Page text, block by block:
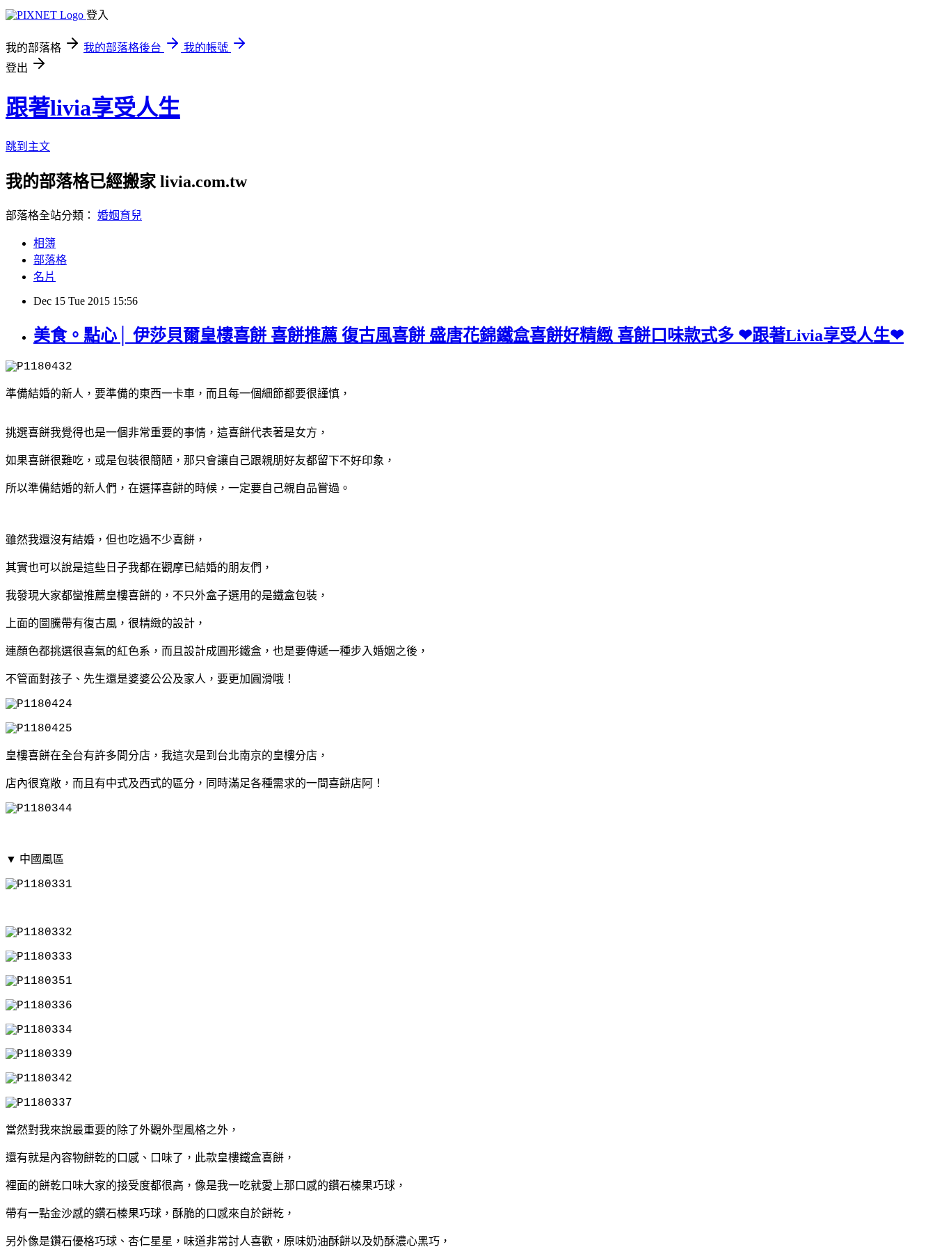
登入
我的部落格 我的部落格後台
我的帳號
登出
跟著livia享受人生
跳到主文
我的部落格已經搬家 livia.com.tw
部落格全站分類： 婚姻育兒
相簿
部落格
名片
Dec 15 Tue 2015 15:56
美食。點心│ 伊莎貝爾皇樓喜餅 喜餅推薦 復古風喜餅 盛唐花錦鐵盒喜餅好精緻 喜餅口味款式多 ❤跟著Livia享受人生❤
準備結婚的新人，要準備的東西一卡車，而且每一個細節都要很謹慎，
挑選喜餅我覺得也是一個非常重要的事情，這喜餅代表著是女方，
如果喜餅很難吃，或是包裝很簡陋，那只會讓自己跟親朋好友都留下不好印象，
所以準備結婚的新人們，在選擇喜餅的時候，一定要自己親自品嘗過。
雖然我還沒有結婚，但也吃過不少喜餅，
其實也可以說是這些日子我都在觀摩已結婚的朋友們，
我發現大家都蠻推薦皇樓喜餅的，不只外盒子選用的是鐵盒包裝，
上面的圖騰帶有復古風，很精緻的設計，
連顏色都挑選很喜氣的紅色系，而且設計成圓形鐵盒， 也是要傳遞一種步入婚姻之後，
不管面對孩子、先生還是婆婆公公及家人， 要更加圓滑哦！
皇樓喜餅在全台有許多間分店，我這次是到台北南京的皇樓分店，
店內很寬敞，而且有中式及西式的區分，同時滿足各種需求的一間喜餅店阿！
▼ 中國風區
當然對我來說最重要的除了外觀外型風格之外，
還有就是內容物餅乾的口感、口味了， 此款皇樓鐵盒喜餅，
裡面的餅乾口味大家的接受度都很高， 像是我一吃就愛上那口感的鑽石榛果巧球，
帶有一點金沙感的鑽石榛果巧球， 酥脆的口感來自於餅乾，
另外像是鑽石優格巧球、杏仁星星，味道非常討人喜歡， 原味奶油酥餅以及奶酥濃心黑巧，